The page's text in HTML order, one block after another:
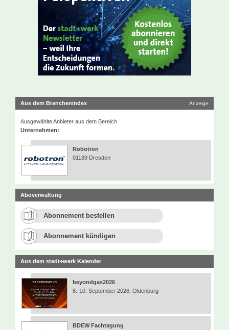
Aus dem Branchenindex Anzeige
Ausgewählte Anbieter aus dem Bereich
Unternehmen:
Robotron
01189 Dresden
Aboverwaltung
Abonnement bestellen
Abonnement kündigen
Aus dem stadt+werk Kalender
beyondgas2026
8.-10. September 2026, Oldenburg
BDEW Fachtagung